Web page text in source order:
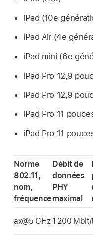
iPad (10e
iPad Air (4e
iPad mini (6e
iPad Pro 12,9
iPad Pro 12,9
iPad Pro 11
iPad Pro 11
Norme
802.11,
nom,
fréquence
Débit de
données
PHY
maximal
ax@5 GHz 1 200 Mbit/